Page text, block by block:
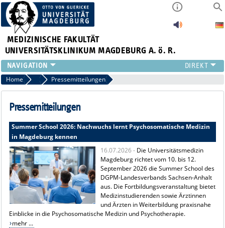
MEDIZINISCHE FAKULTÄT
UNIVERSITÄTSKLINIKUM MAGDEBURG A. ö. R.
INSTITUTE
KLINIKEN
ZENTRALE EINRICHTUNGEN
PRESSE
ÜBER UNS
INTERNATIONAL
INTRANET
Home PressePressemitteilungen
Pressemitteilungen
Summer School 2026: Nachwuchs lernt Psychosomatische Medizin
in Magdeburg kennen
16.07.2026 - Die Universitätsmedizin
Magdeburg richtet vom 10. bis 12.
September 2026 die Summer School des
DGPM-Landesverbands Sachsen-Anhalt
aus. Die Fortbildungsveranstaltung bietet
Medizinstudierenden sowie Ärztinnen
und Ärzten in Weiterbildung praxisnahe
Einblicke in die Psychosomatische Medizin und Psychotherapie.
mehr ...